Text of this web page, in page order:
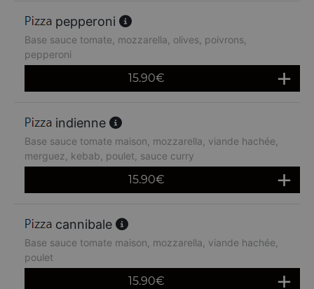
pepperoni
Base sauce tomate, mozzarella, olives, poivrons,
pepperoni
15.90€
indienne
Base sauce tomate maison, mozzarella, viande hachée,
merguez, kebab, poulet, sauce curry
15.90€
cannibale
Base sauce tomate maison, mozzarella, viande hachée,
poulet
15.90€